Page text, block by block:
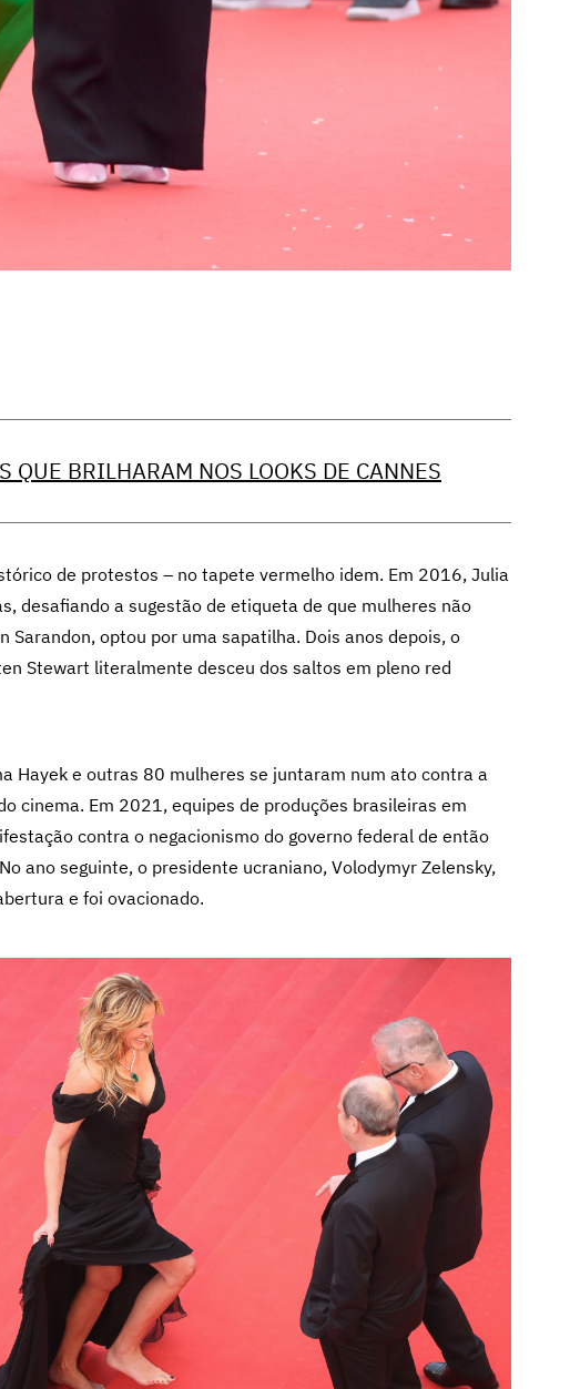
QUE BRILHARAM NOS LOOKS DE CANNES
de protestos – no tapete vermelho idem. Em 2016, Julia
desafiando a sugestão de etiqueta de que mulheres não
Sarandon, optou por uma sapatilha. Dois anos depois, o
Stewart literalmente desceu dos saltos em pleno red
Hayek e outras 80 mulheres se juntaram num ato contra a
cinema. Em 2021, equipes de produções brasileiras em
contra o negacionismo do governo federal de então
ano seguinte, o presidente ucraniano, Volodymyr Zelensky,
e foi ovacionado.